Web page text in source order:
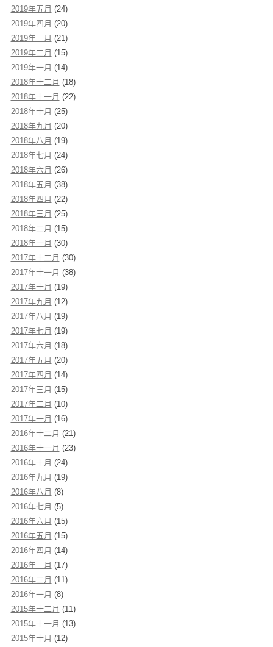
2019年五月 (24)
2019年四月 (20)
2019年三月 (21)
2019年二月 (15)
2019年一月 (14)
2018年十二月 (18)
2018年十一月 (22)
2018年十月 (25)
2018年九月 (20)
2018年八月 (19)
2018年七月 (24)
2018年六月 (26)
2018年五月 (38)
2018年四月 (22)
2018年三月 (25)
2018年二月 (15)
2018年一月 (30)
2017年十二月 (30)
2017年十一月 (38)
2017年十月 (19)
2017年九月 (12)
2017年八月 (19)
2017年七月 (19)
2017年六月 (18)
2017年五月 (20)
2017年四月 (14)
2017年三月 (15)
2017年二月 (10)
2017年一月 (16)
2016年十二月 (21)
2016年十一月 (23)
2016年十月 (24)
2016年九月 (19)
2016年八月 (8)
2016年七月 (5)
2016年六月 (15)
2016年五月 (15)
2016年四月 (14)
2016年三月 (17)
2016年二月 (11)
2016年一月 (8)
2015年十二月 (11)
2015年十一月 (13)
2015年十月 (12)